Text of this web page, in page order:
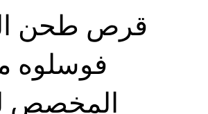
قرص طحن
المخصص